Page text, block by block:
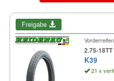
Freigabe
2.75-18TT
K39
21 x